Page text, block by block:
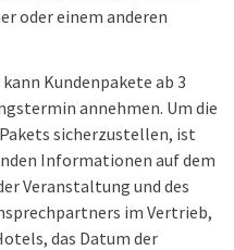
oder einem anderen
Kundenpakete ab 3
annehmen. Um die
sicherzustellen, ist
Informationen auf dem
Veranstaltung und des
im Vertrieb,
das Datum der